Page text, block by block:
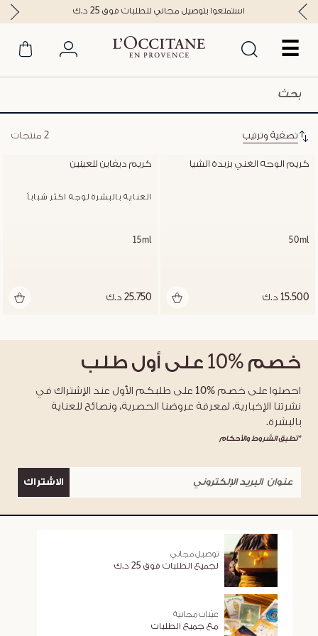
☰
استمتعوا بتوصيل مجاني للطلبات فوق 25 د.ك
تصفية وترتيب 2 منتجات
كريم الوجه الغني بزبدة الشيا
50ml
15.500 د.ك
كريم ديفاين للعينين
العناية بالبشرة لوجه اكثر شباباُ
15ml
25.750 د.ك
خصم %10 على أول طلب
احصلوا على خصم %10 على طلبكم الأول عند الإشتراك في
نشرتنا الإخبارية، لمعرفة عروضنا الحصرية، ونصائح للعناية
بالبشرة.
*تطبق الشروط والأحكام
الاشتراك
توصيل مجاني
لجميع الطلبات فوق 25 د.ك
عيّنات مجانية
مع جميع الطلبات